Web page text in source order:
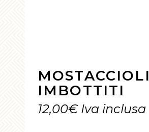
MOSTACCIOLI
IMBOTTITI
12,00€ Iva inclusa